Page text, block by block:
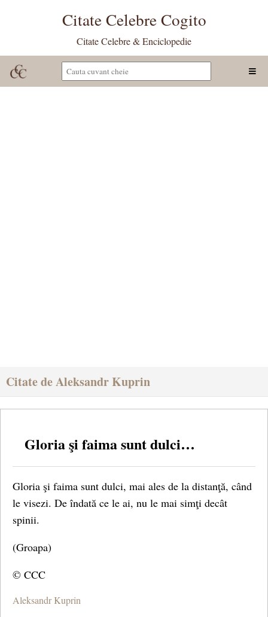
Citate Celebre Cogito
Citate Celebre & Enciclopedie
Citate de Aleksandr Kuprin
Gloria şi faima sunt dulci…
Gloria şi faima sunt dulci, mai ales de la distanţă, când
le visezi. De îndată ce le ai, nu le mai simţi decât
spinii.
(Groapa)
© CCC
Aleksandr Kuprin